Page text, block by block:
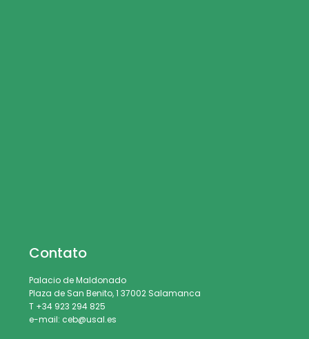
Contato
Palacio de Maldonado
Plaza de San Benito, 1 37002 Salamanca
T +34 923 294 825
e-mail: ceb@usal.es